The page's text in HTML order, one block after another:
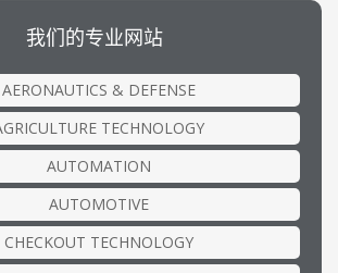
我们的专业网站
AERONAUTICS & DEFENSE
TECHNOLOGY
AUTOMATION
AUTOMOTIVE
CHECKOUT TECHNOLOGY